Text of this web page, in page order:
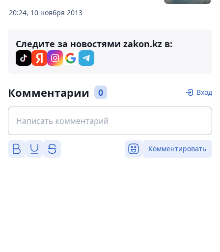
20:24, 10 ноября 2013
Следите за новостями zakon.kz в:
Комментарии 0 Вход
Комментировать